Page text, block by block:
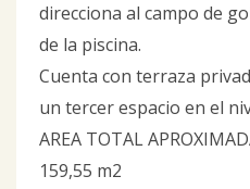
direcciona al campo de
de la piscina.
Cuenta con terraza
un tercer espacio en el
AREA TOTAL
159,55 m2